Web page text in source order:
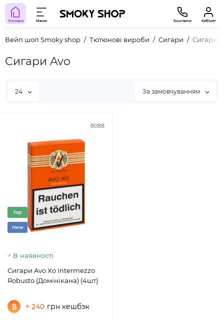
Головна Меню Контакти Кабінет
Вейп шоп Smoky shop Тютюнові вироби Сигари Сигари
Сигари Avo
24 За замовчуванням
8088
Top
New
В наявності
Сигари Avo Xo Intermezzo
Robusto (Домінікана) (4шт)
+ 240 грн кешбэк